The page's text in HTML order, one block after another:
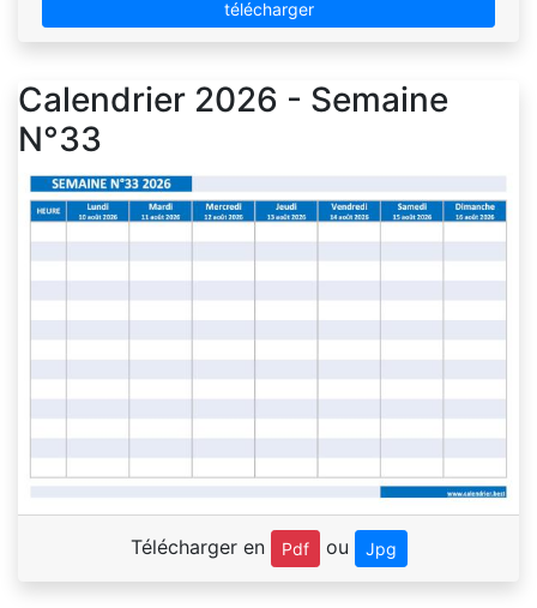
télécharger
Calendrier 2026 - Semaine
N°33
Télécharger en Pdf ou Jpg